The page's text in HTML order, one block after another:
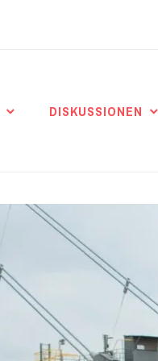
DISKUSSIONEN